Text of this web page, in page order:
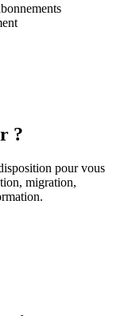
?
pour vous
migration,